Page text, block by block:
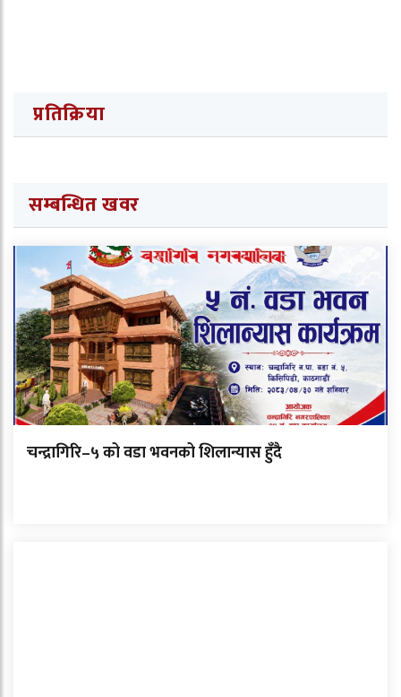
प्रतिक्रिया
सम्बन्धित खवर
चन्द्रागिरि–५ को वडा भवनको शिलान्यास हुँदै